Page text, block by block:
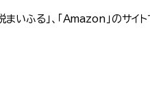
まいふる」、「Amazon」のサイ